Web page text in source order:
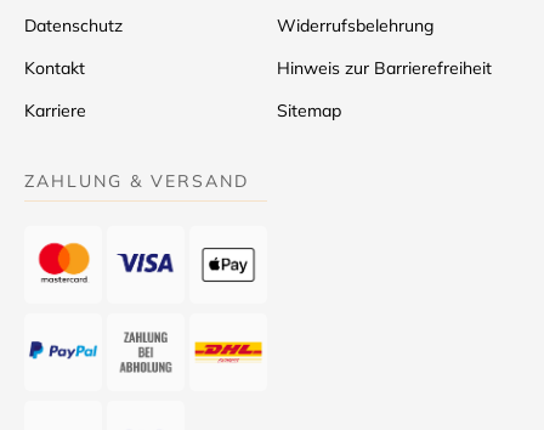
Datenschutz
Kontakt
Karriere
Widerrufsbelehrung
Hinweis zur Barrierefreiheit
Sitemap
ZAHLUNG & VERSAND